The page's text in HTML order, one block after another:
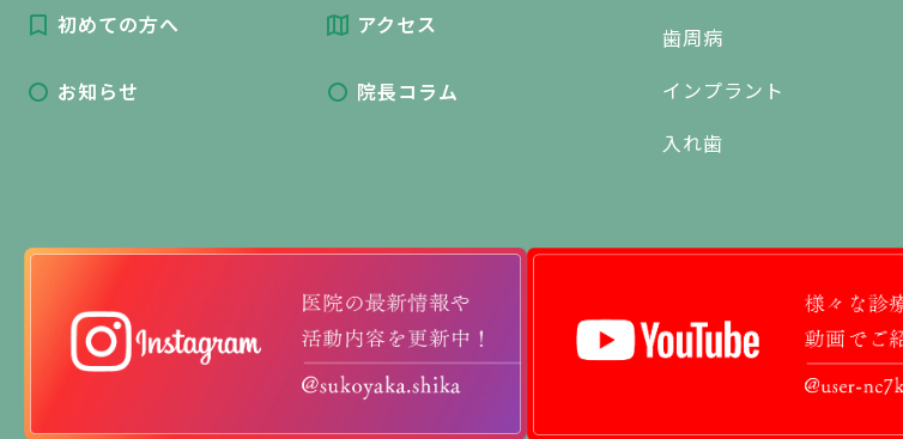
初めての方へ
お知らせ
アクセス
院長コラム
歯周病
インプラント
入れ歯